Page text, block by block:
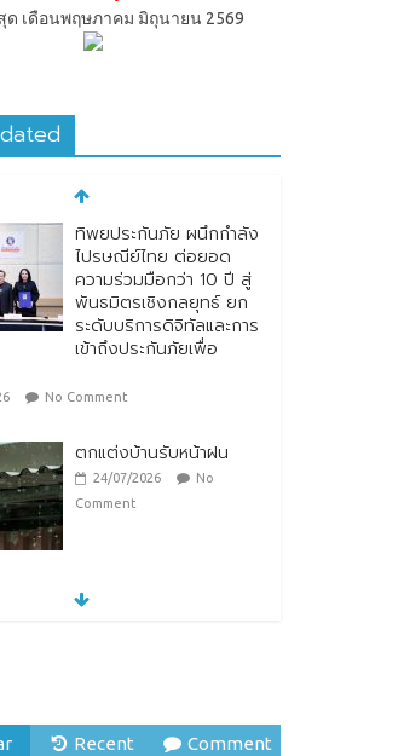
เดือนพฤษภาคม มิถุนายน 2569
ตกแต่งบ้านรับหน้าฝน
24/07/2026
No
Comment
เปิดตัวกิจกรรมการยก
อาหารโลก “Thai Local
Food to World Food”
พร้อมกับการเปิดตัวตรา
Best Local Food”
No Comment
ทิพยประกันภัย ร่วมถวาย
No Comment
Recent Comment